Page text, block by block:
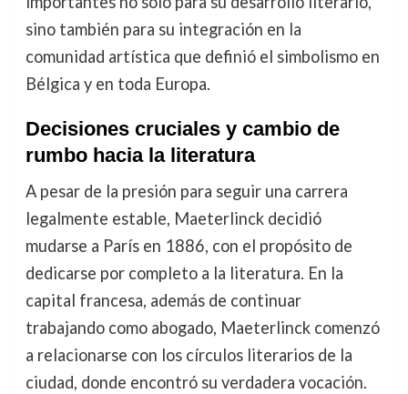
sino también para su integración en la
comunidad artística que definió el simbolismo en
Bélgica y en toda Europa.
Decisiones cruciales y cambio de
rumbo hacia la literatura
A pesar de la presión para seguir una carrera
legalmente estable, Maeterlinck decidió
mudarse a París en 1886, con el propósito de
dedicarse por completo a la literatura. En la
capital francesa, además de continuar
trabajando como abogado, Maeterlinck comenzó
a relacionarse con los círculos literarios de la
ciudad, donde encontró su verdadera vocación.